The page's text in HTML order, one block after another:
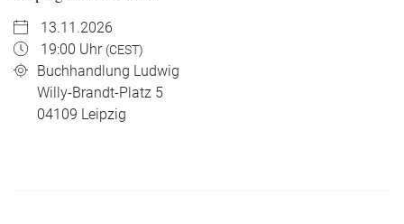
13.11.2026
19:00 Uhr (CEST)
Buchhandlung Ludwig
Willy-Brandt-Platz 5
04109
Leipzig